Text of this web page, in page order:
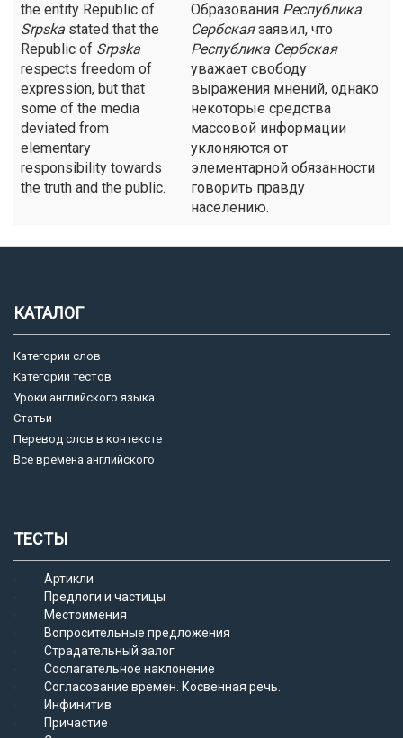
the entity Republic of
Srpska stated that the
Republic of Srpska
respects freedom of
expression, but that
some of the media
deviated from
elementary
responsibility towards
the truth and the public.
Образования Республика
Сербскаязаявил, что
Республика Сербская
уважает свободу
выражения мнений, однако
некоторые средства
массовой информации
уклоняются от
элементарной обязанности
говорить правду
населению.
КАТАЛОГ
Категории слов
Категории тестов
Уроки английского языка
Статьи
Перевод слов в контексте
Все времена английского
ТЕСТЫ
Артикли
Предлоги и частицы
Местоимения
Вопросительные предложения
Страдательный залог
Сослагательное наклонение
Согласование времен. Косвенная речь.
Инфинитив
Причастие